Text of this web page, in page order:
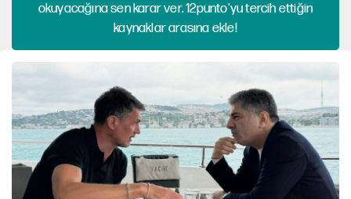
okuyacağına sen karar ver. 12punto'yu tercih ettiğin
kaynaklar arasına ekle!